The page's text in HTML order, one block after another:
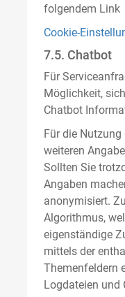
folgendem Link
Cookie-
7.5. Chatbot
Für
Möglichkeit,
Chatbot
Für die
weiteren
Sollten Sie
Angaben
anonymisiert.
Algorithmus,
eigenständige
mittels der
Themenfeldern
Logdateien und